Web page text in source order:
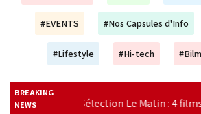
#EVENTS #Nos Capsules d'Info
#Lifestyle #Hi-tech
BREAKING
NEWSSélection Le Matin : 4 films à ne pas